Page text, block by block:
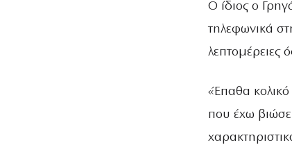
Ο ίδιος ο
τηλεφωνικά
λεπτομέρειες
«Έπαθα
που έχω